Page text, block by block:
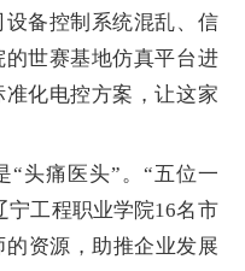
备控制系统混乱、信
世赛基地仿真平台进
化电控方案，让这家
痛医头”。“五位一
宁工程职业学院16名市
资源，助推企业发展